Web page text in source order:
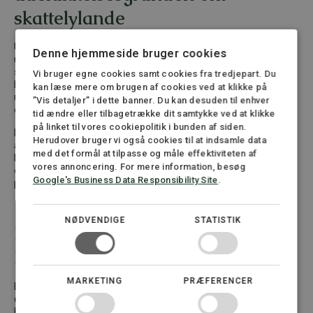
skattelylande
Udbudslovens § 134 a, som hidtil har krævet automatisk
udelukkelse af virksomheder fra EU’s liste over ikke-
samarbejdsvillige skattejurisdiktioner, foreslås ophævet.
Baggrunden er, at EU-Domstolen har fastslået, at regler om
udelukkelse af tredjelands virksomheder hører under EU’s
enekompetence på det handelspolitiske område.
Forslaget har den praktiske betydning, at selvom den
automatiske udelukkelse bortfalder, kan ordregiver fortsat
konkret udelukke virksomheder, hvis det er sagligt begrundet
og i overensstemmelse med udbudslovens grundlæggende
principper om proportionalitet og ligebehandling.
Hurtigere sagsbehandling i
Klagenævnet for Udbud
Lovforslaget lægger derudover op til at give
erhvervsministeren hjemmel til at fastsætte mål for
Denne hjemmeside bruger cookies
Vi bruger egne cookies samt cookies fra tredjepart. Du
kan læse mere om brugen af cookies ved at klikke på
”Vis detaljer” i dette banner. Du kan desuden til enhver
tid ændre eller tilbagetrække dit samtykke ved at klikke
på linket til vores cookiepolitik i bunden af siden.
Herudover bruger vi også cookies til at indsamle data
med det formål at tilpasse og måle effektiviteten af
vores annoncering. For mere information, besøg
Google's Business Data Responsibility Site.
NØDVENDIGE STATISTIK
MARKETING PRÆFERENCER